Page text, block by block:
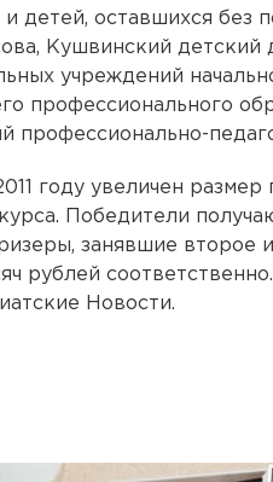
детей, оставшихся без
Кушвинский детский
учреждений
профессионального
профессионально-
году увеличен размер
Победители
занявшие второе
рублей
Новости.